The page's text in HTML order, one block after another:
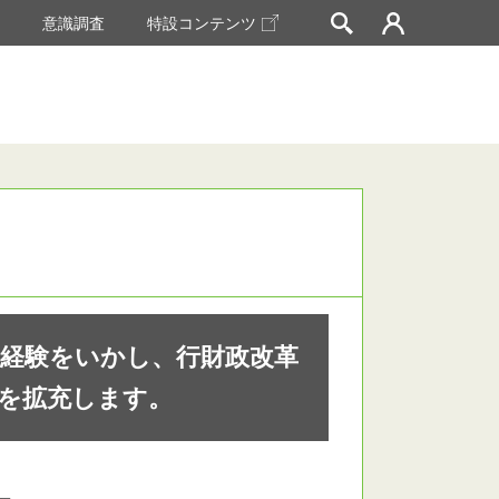
意識調査 特設コンテンツ
験をいかし、行財政改革
拡充します。